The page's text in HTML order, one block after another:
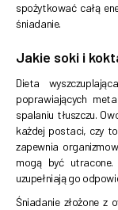
spożytkować całą
śniadanie.
Jakie soki i
Dieta
poprawiających
spalaniu tłuszczu.
każdej postaci, czy
zapewnia
mogą być utracone.
uzupełniają go
Śniadanie złożone z